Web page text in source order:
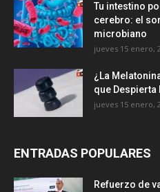
Tu intestino
cerebro: el
microbiano
jueves 15 enero,
¿La
que Despierta
jueves 15 enero,
ENTRADAS POPULARES
Refuerzo de